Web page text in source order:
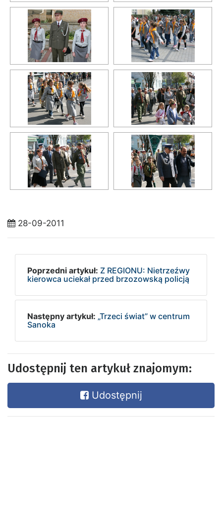
28-09-2011
Poprzedni artykuł: Z REGIONU: Nietrzeźwy
kierowca uciekał przed brzozowską policją
Następny artykuł: „Trzeci świat” w centrum
Sanoka
Udostępnij ten artykuł znajomym:
Udostępnij